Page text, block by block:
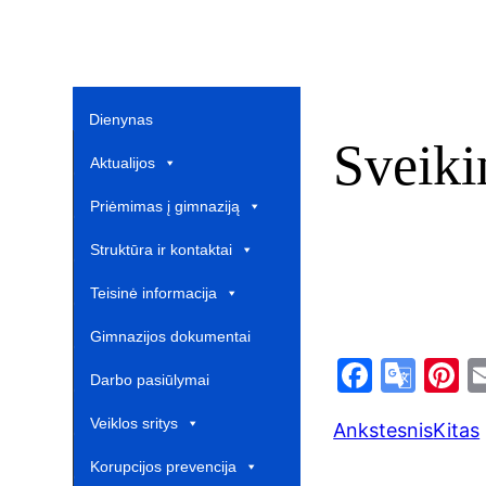
Dienynas
Aktualijos
Priėmimas į gimnaziją
Struktūra ir kontaktai
Teisinė informacija
Gimnazijos dokumentai
Darbo pasiūlymai
Veiklos sritys
Korupcijos prevencija
F
c
G
o er
AnkstesnisKitas